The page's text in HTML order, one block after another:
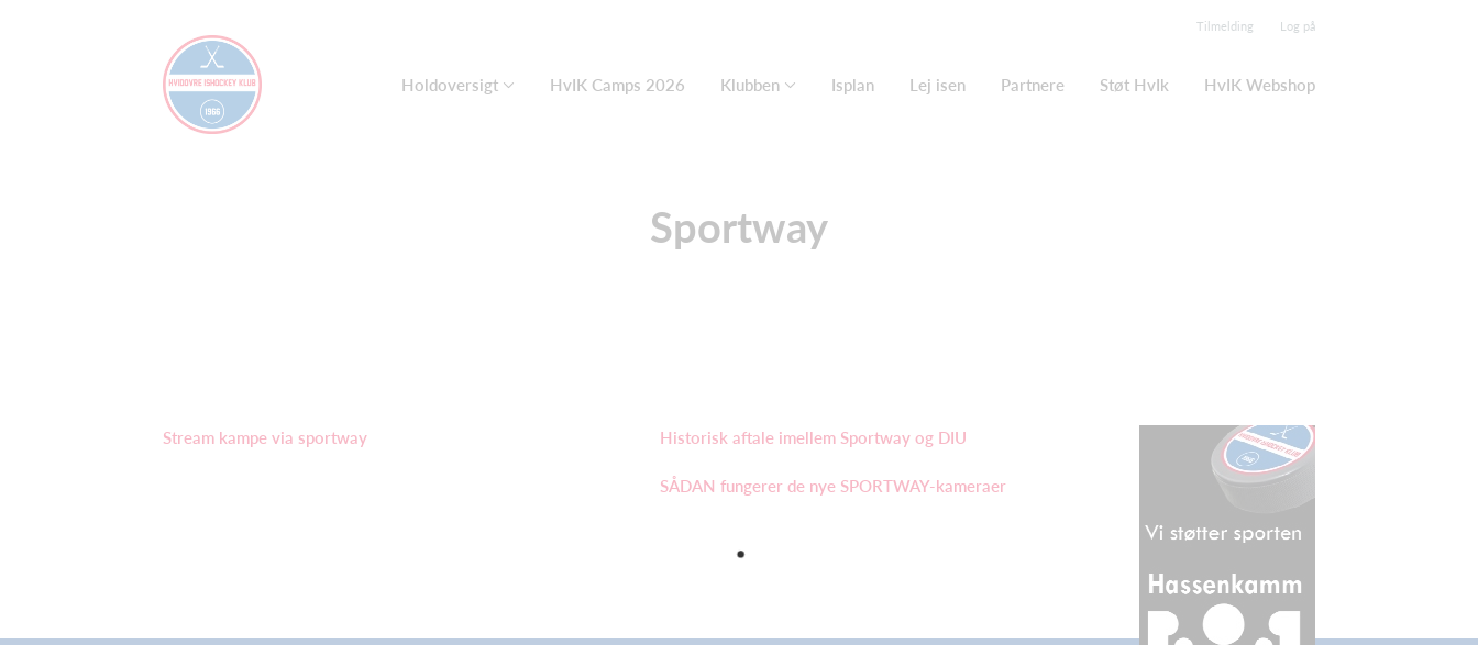
Tilmelding Log på
Holdoversigt HvIK Camps 2026 Klubben Isplan Lej isen Partnere Støt HvIk HvIK Webshop
Sportway
Stream kampe via sportway Historisk aftale imellem Sportway og DIU
SÅDAN fungerer de nye SPORTWAY-kameraer